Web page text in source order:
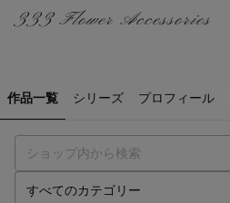
333 Flower Accessories
作品一覧 シリーズ プロフィール